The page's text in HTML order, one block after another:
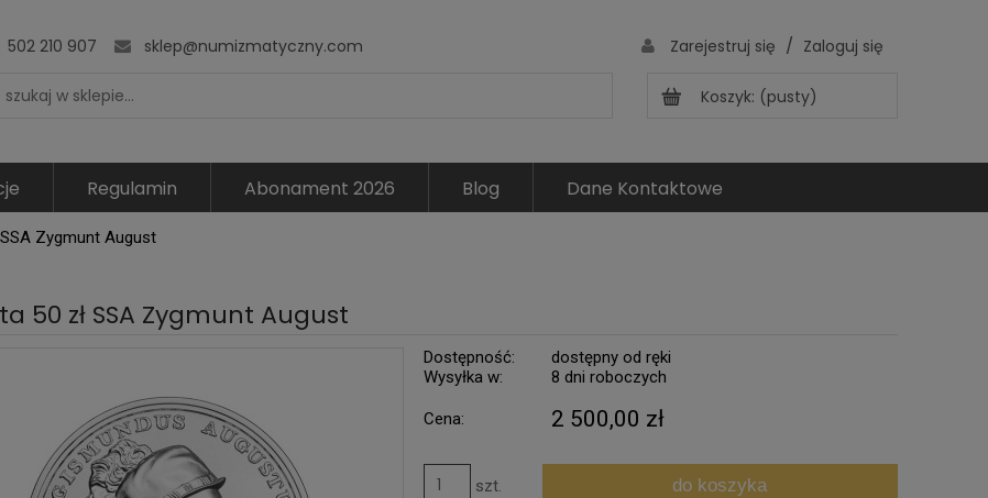
502 210 907 sklep@numizmatyczny.com Zarejestruj się / Zaloguj się
Koszyk: (pusty)
Regulamin Abonament 2026 Blog Dane Kontaktowe
Zygmunt August
50 zł SSA Zygmunt August
Dostępność:
dostępny od ręki
Wysyłka w:
8 dni roboczych
Cena: 2 500,00 zł
szt. do koszyka